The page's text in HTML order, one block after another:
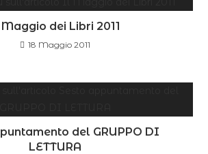
dei Libri 2011
18 Maggio 2011
del GRUPPO DI
LETTURA